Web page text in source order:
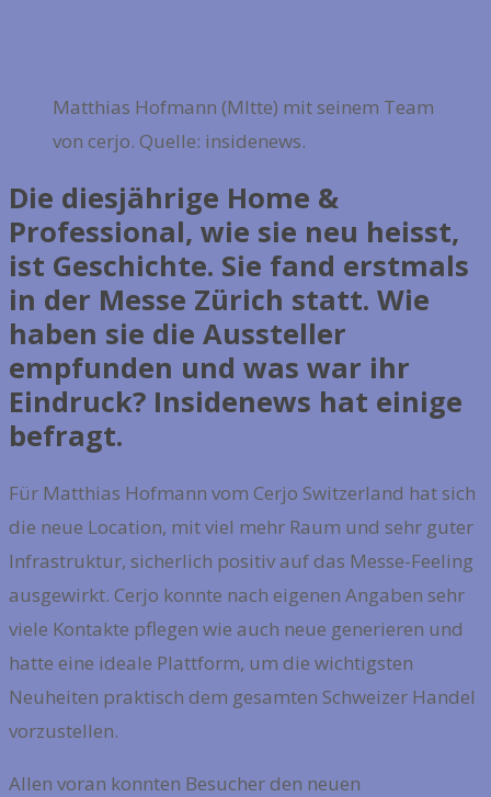
Matthias Hofmann (MItte) mit seinem Team
von cerjo. Quelle: insidenews.
Die diesjährige Home &
Professional, wie sie neu heisst,
ist Geschichte. Sie fand erstmals
in der Messe Zürich statt. Wie
haben sie die Aussteller
empfunden und was war ihr
Eindruck? Insidenews hat einige
befragt.
Für Matthias Hofmann vom Cerjo Switzerland hat sich
die neue Location, mit viel mehr Raum und sehr guter
Infrastruktur, sicherlich positiv auf das Messe-Feeling
ausgewirkt. Cerjo konnte nach eigenen Angaben sehr
viele Kontakte pflegen wie auch neue generieren und
hatte eine ideale Plattform, um die wichtigsten
Neuheiten praktisch dem gesamten Schweizer Handel
vorzustellen.
Allen voran konnten Besucher den neuen